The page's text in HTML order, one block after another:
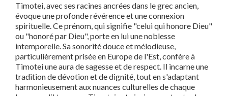
Timotei, avec ses racines ancrées dans le grec ancien,
évoque une profonde révérence et une connexion
spirituelle. Ce prénom, qui signifie "celui qui honore Dieu"
ou "honoré par Dieu", porte en lui une noblesse
intemporelle. Sa sonorité douce et mélodieuse,
particulièrement prisée en Europe de l'Est, confère à
Timotei une aura de sagesse et de respect. Il incarne une
tradition de dévotion et de dignité, tout en s'adaptant
harmonieusement aux nuances culturelles de chaque